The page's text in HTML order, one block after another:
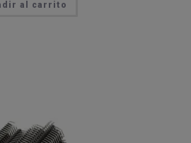
al carrito